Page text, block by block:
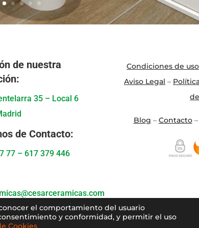
de nuestra
35 – Local 6
de Contacto:
77 – 617 379 446
Condiciones de uso
Aviso Legal –
Blog – Contacto–
el comportamiento del usuario
y conformidad, y permitir el uso
Cookies